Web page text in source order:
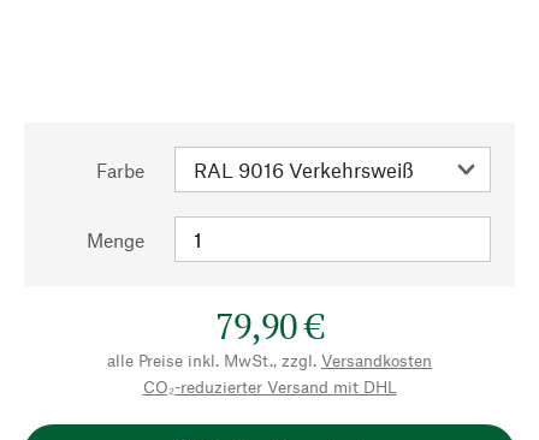
Farbe
Menge
79,90 €
alle Preise inkl. MwSt., zzgl. Versandkosten
CO₂-reduzierter Versand mit DHL